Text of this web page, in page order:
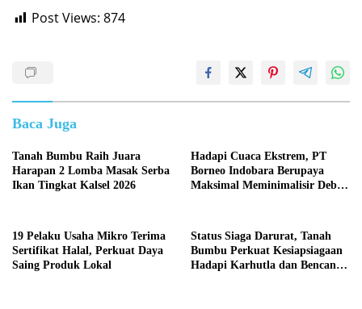
Post Views: 874
Baca Juga
Tanah Bumbu Raih Juara
Harapan 2 Lomba Masak Serba
Ikan Tingkat Kalsel 2026
Hadapi Cuaca Ekstrem, PT
Borneo Indobara Berupaya
Maksimal Meminimalisir Debu
19 Pelaku Usaha Mikro Terima
Sertifikat Halal, Perkuat Daya
Saing Produk Lokal
Status Siaga Darurat, Tanah
Bumbu Perkuat Kesiapsiagaan
Hadapi Karhutla dan Bencana